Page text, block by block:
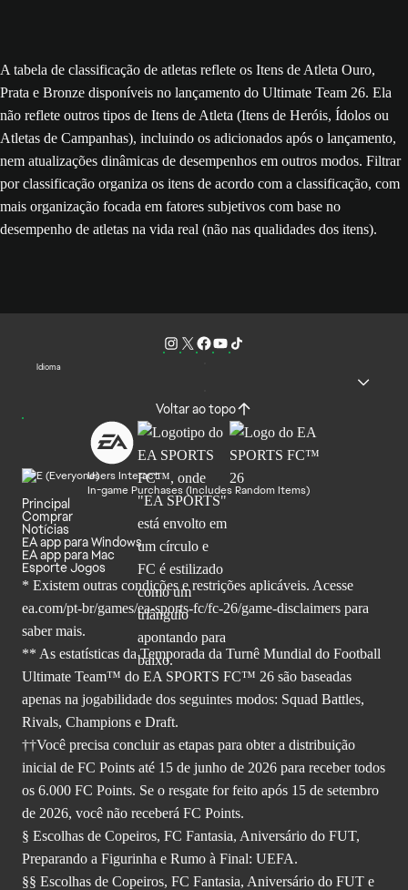
A tabela de classificação de atletas reflete os Itens de Atleta Ouro,
Prata e Bronze disponíveis no lançamento do Ultimate Team 26. Ela
não reflete outros tipos de Itens de Atleta (Itens de Heróis, Ídolos ou
Atletas de Campanhas), incluindo os adicionados após o lançamento,
nem atualizações dinâmicas de desempenhos em outros modos. Filtrar
por classificação organiza os itens de acordo com a classificação, com
mais organização focada em fatores subjetivos com base no
desempenho de atletas na vida real (não nas qualidades dos itens).
Idioma
Voltar ao topo
Users Interact
In-game Purchases (Includes Random Items)
Principal
Comprar
Notícias
EA app para Windows
EA app para Mac
Esporte Jogos
* Existem outras condições e restrições aplicáveis. Acesse
ea.com/pt-br/games/ea-sports-fc/fc-26/game-disclaimers para
saber mais.
** As estatísticas da Temporada da Turnê Mundial do Football
Ultimate Team™ do EA SPORTS FC™ 26 são baseadas
apenas na jogabilidade dos seguintes modos: Squad Battles,
Rivals, Champions e Draft.
††Você precisa concluir as etapas para obter a distribuição
inicial de FC Points até 15 de junho de 2026 para receber todos
os 6.000 FC Points. Se o resgate for feito após 15 de setembro
de 2026, você não receberá FC Points.
§ Escolhas de Copeiros, FC Fantasia, Aniversário do FUT,
Preparando a Figurinha e Rumo à Final: UEFA.
§§ Escolhas de Copeiros, FC Fantasia, Aniversário do FUT e